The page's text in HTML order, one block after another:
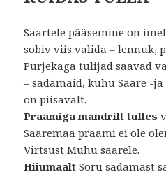
Saartele pääsemine on
sobiv viis valida – lennuk,
Purjekaga tulijad saavad
– sadamaid, kuhu Saare -
on piisavalt.
Praamiga mandrilt tulles
Saaremaa praami ei ole
Virtsust Muhu saarele.
Hiiumaalt Sõru sadamast